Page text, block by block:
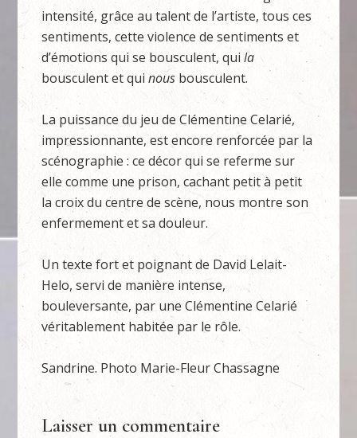
intensité, grâce au talent de l’artiste, tous ces
sentiments, cette violence de sentiments et
d’émotions qui se bousculent, quila
bousculent et quinous bousculent.
La puissance du jeu de Clémentine Celarié,
impressionnante, est encore renforcée par la
scénographie : ce décor qui se referme sur
elle comme une prison, cachant petit à petit
la croix du centre de scène, nous montre son
enfermement et sa douleur.
Un texte fort et poignant de David Lelait-
Helo, servi de manière intense,
bouleversante, par une Clémentine Celarié
véritablement habitée par le rôle.
Sandrine. Photo Marie-Fleur Chassagne
Laisser un commentaire